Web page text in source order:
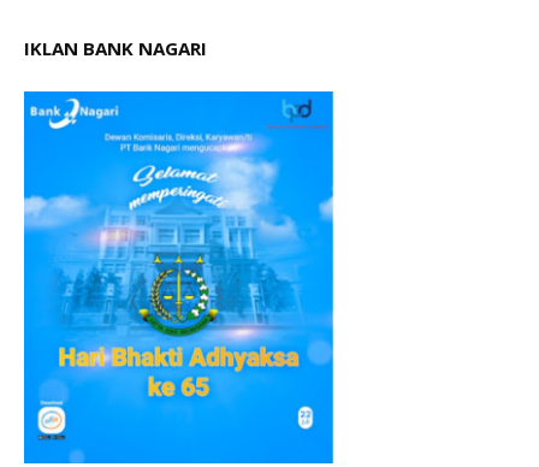
IKLAN BANK NAGARI